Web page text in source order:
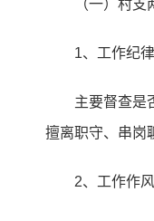
（一）村支
1、工作纪律
主要督查是
擅离职守、串岗
2、工作作风